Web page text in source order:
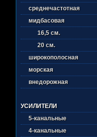
среднечастотная
мидбасовая
16,5 см.
20 см.
широкополосная
морская
внедорожная
УСИЛИТЕЛИ
5-канальные
4-канальные